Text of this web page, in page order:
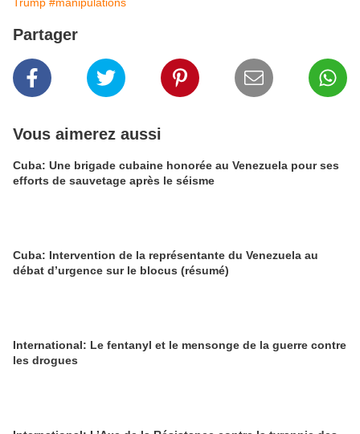
Partager
Vous aimerez aussi
Cuba: Une brigade cubaine honorée au Venezuela pour ses
efforts de sauvetage après le séisme
Cuba: Intervention de la représentante du Venezuela au
débat d’urgence sur le blocus (résumé)
International: Le fentanyl et le mensonge de la guerre contre
les drogues